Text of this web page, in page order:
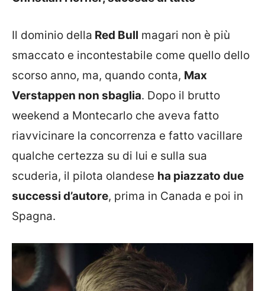
Il dominio della Red Bull magari non è più
smaccato e incontestabile come quello dello
scorso anno, ma, quando conta, Max
Verstappen non sbaglia. Dopo il brutto
weekend a Montecarlo che aveva fatto
riavvicinare la concorrenza e fatto vacillare
qualche certezza su di lui e sulla sua
scuderia, il pilota olandese ha piazzato due
successi d’autore, prima in Canada e poi in
Spagna.